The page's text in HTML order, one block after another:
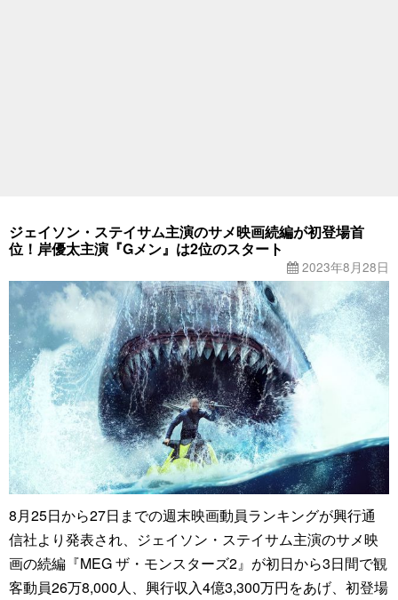
ジェイソン・ステイサム主演のサメ映画続編が初登場首
位！岸優太主演『Gメン』は2位のスタート
2023年8月28日
8月25日から27日までの週末映画動員ランキングが興行通
信社より発表され、ジェイソン・ステイサム主演のサメ映
画の続編『MEG ザ・モンスターズ2』が初日から3日間で観
客動員26万8,000人、興行収入4億3,300万円をあげ、初登場